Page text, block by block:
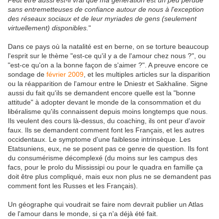
sans entremetteuses de confiance autour de nous à l'exception
des réseaux sociaux et de leur myriades de gens (seulement
virtuellement) disponibles. "
Dans ce pays où la natalité est en berne, on se torture beaucoup
l'esprit sur le thème "est-ce qu'il y a de l'amour chez nous ?", ou
"est-ce qu'on a la bonne façon de s'aimer ?". A preuve encore ce
sondage de février 2009 , et les multiples articles sur la disparition
ou la réapparition de l'amour entre le Dniestr et Sakhaline. Signe
aussi du fait qu'ils se demandent encore quelle est la "bonne
attitude" à adopter devant le monde de la consommation et du
libéralisme qu'ils connaissent depuis moins longtemps que nous.
Ils veulent des cours là-dessus, du coaching, ils ont peur d'avoir
faux. Ils se demandent comment font les Français, et les autres
occidentaux. Le symptome d'une faiblesse intrinsèque. Les
Etatsuniens, eux, ne se posent pas ce genre de question. Ils font
du consumérisme décomplexé (du moins sur les campus des
facs, pour le prolo du Mississipi ou pour le quadra en famille ça
doit être plus compliqué, mais eux non plus ne se demandent pas
comment font les Russes et les Français).
Un géographe qui voudrait se faire nom devrait publier un Atlas
de l'amour dans le monde, si ça n'a déjà été fait.